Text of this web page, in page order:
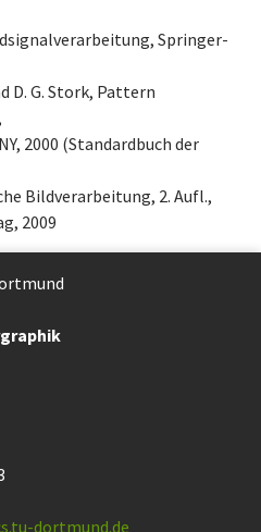
Springer-
D. G. Stork, Pattern
2000 (Standardbuch der
Bildverarbeitung , 2. Aufl.,
2009
dortmund.de